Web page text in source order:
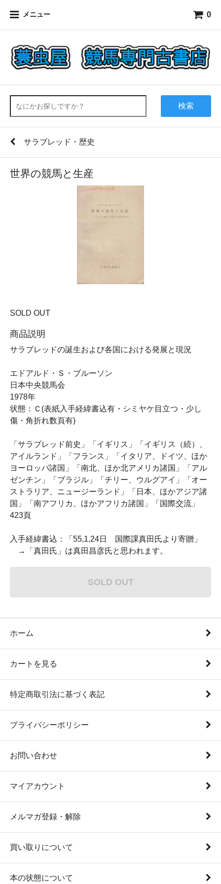
メニュー 0
検索
サラブレッド・歴史
世界の競馬と生産
SOLD OUT
商品説明
サラブレッドの誕生および各国における発展と現況
エドアルド・Ｓ・ブルーソン
日本中央競馬会
1978年
状態：Ｃ(表紙入手経緯書込有・シミヤケ目立つ・少し
傷・角折れ数頁有)
「サラブレッド前史」「イギリス」「イギリス（続）、
アイルランド」「フランス」「イタリア、ドイツ、ほか
ヨーロッパ諸国」「南北、ほか北アメリカ諸国」「アル
ゼンチン」「ブラジル」「チリー、ウルグアイ」「オー
ストラリア、ニュージーランド」「日本、ほかアジア諸
国」「南アフリカ、ほかアフリカ諸国」「国際交流」
423頁
入手経緯書込：「55,1,24日 国際課真田氏より寄贈」
→「真田氏」は真田昌彦氏と思われます。
SOLD OUT
ホーム
カートを見る
特定商取引法に基づく表記
プライバシーポリシー
お問い合わせ
マイアカウント
メルマガ登録・解除
買い取りについて
本の状態について